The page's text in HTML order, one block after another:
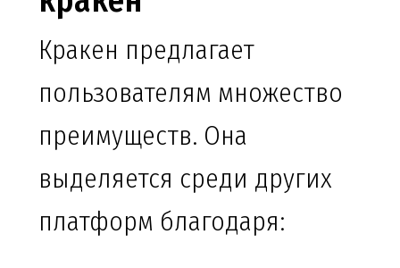
Кракен предлагает
пользователям множество
преимуществ. Она
выделяется среди других
платформ благодаря: